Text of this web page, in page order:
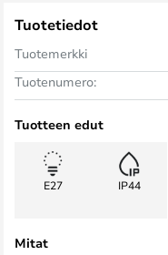
Tuotetiedot
Tuotemerkki
Tuotenumero:
Tuotteen edut
E27 IP44
Mitat